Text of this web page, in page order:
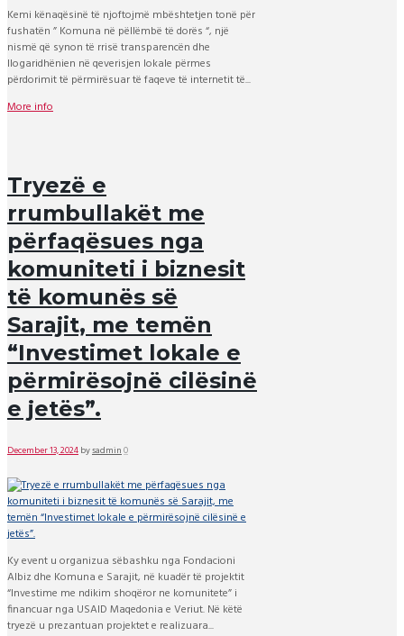
Kemi kënaqësinë të njoftojmë mbështetjen tonë për
fushatën ” Komuna në pëllëmbë të dorës “, një
nismë që synon të rrisë transparencën dhe
llogaridhënien në qeverisjen lokale përmes
përdorimit të përmirësuar të faqeve të internetit të...
More info
Tryezë e
rrumbullakët me
përfaqësues nga
komuniteti i biznesit
të komunës së
Sarajit, me temën
“Investimet lokale e
përmirësojnë cilësinë
e jetës”.
December 13, 2024bysadmin0
Ky event u organizua sëbashku nga Fondacioni
Albiz dhe Komuna e Sarajit, në kuadër të projektit
“Investime me ndikim shoqëror ne komunitete” i
financuar nga USAID Maqedonia e Veriut. Në këtë
tryezë u prezantuan projektet e realizuara...